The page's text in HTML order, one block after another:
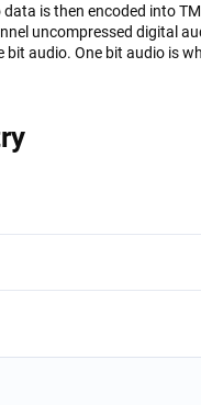
is then encoded into
uncompressed digital
audio. One bit audio is